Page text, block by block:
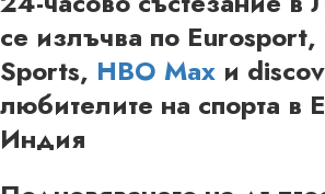
се излъчва по Eurosport,
Sports, HBO Max и
любителите на спорта в
Индия